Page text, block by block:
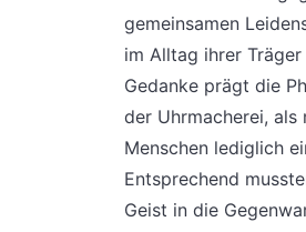
gemeinsamen
im Alltag ihrer
Gedanke prägt die
der Uhrmacherei, als
Menschen lediglich
Entsprechend
Geist in die